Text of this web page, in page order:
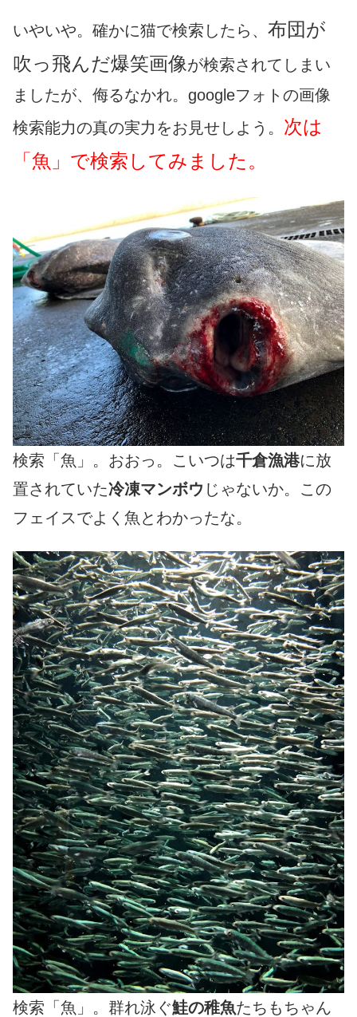
いやいや。確かに猫で検索したら、 布団が
吹っ飛んだ爆笑画像が検索されてしまい
ましたが、侮るなかれ。googleフォトの画像
検索能力の真の実力をお見せしよう。 次は
「魚」で検索してみました。
検索「魚」。おおっ。こいつは千倉漁港に放
置されていた冷凍マンボウ じゃないか。この
フェイスでよく魚とわかったな。
検索「魚」。群れ泳ぐ鮭の稚魚たちもちゃん